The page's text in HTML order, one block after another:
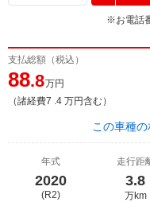
※お電話
支払総額（税込）
88.8万円
（諸経費7 .4 万円含む）
この車種
年式
2020
(R2)
走行距
3.8
万km